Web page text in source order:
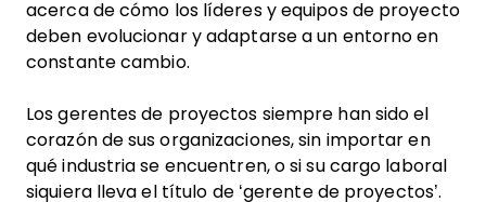
acerca de cómo los líderes y equipos de proyecto
deben evolucionar y adaptarse a un entorno en
constante cambio.
Los gerentes de proyectos siempre han sido el
corazón de sus organizaciones, sin importar en
qué industria se encuentren, o si su cargo laboral
siquiera lleva el título de ‘gerente de proyectos’.